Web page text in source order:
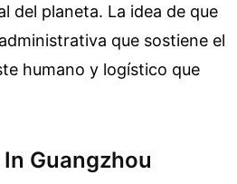
del planeta. La idea de que
que sostiene el
humano y logístico que
Guangzhou